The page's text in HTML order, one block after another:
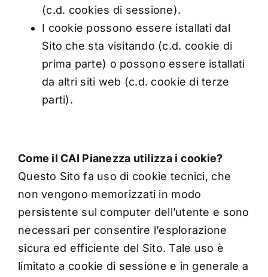
(c.d. cookies di sessione).
I cookie possono essere istallati dal
Sito che sta visitando (c.d. cookie di
prima parte) o possono essere istallati
da altri siti web (c.d. cookie di terze
parti).
Come il CAI Pianezza utilizza i cookie?
Questo Sito fa uso di cookie tecnici, che
non vengono memorizzati in modo
persistente sul computer dell’utente e sono
necessari per consentire l’esplorazione
sicura ed efficiente del Sito. Tale uso è
limitato a cookie di sessione e in generale a